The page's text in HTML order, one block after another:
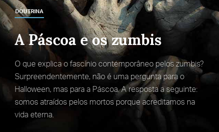
DOUTRINA
A Páscoa e os zumbis
O que explica o fascínio contemporâneo pelos zumbis?
Surpreendentemente, não é uma pergunta para o
Halloween, mas para a Páscoa. A resposta a seguinte:
somos atraídos pelos mortos porque acreditamos na
vida eterna.